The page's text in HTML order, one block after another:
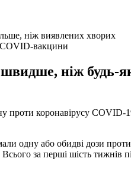
вакцини
ніж будь-
коронавірусу COVID-
одну або обидві дози
за перші шість